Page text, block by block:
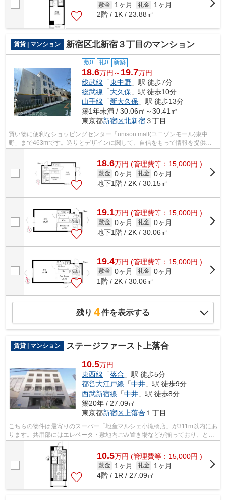
敷金 1ヶ月 礼金
1ヶ月
2階 / 1K / 23.88㎡
賃貸 | マンション 新宿区北新宿３丁目のマンション
敷0 礼0 新築
18.6万円～ 19.7万円
総武線 「東中野 」駅 徒歩7分
総武線 「大久保 」駅 徒歩10分
山手線 「新大久保 」駅 徒歩13分
築1年未満 / 30.06㎡～30.41㎡
東京都新宿区北新宿３丁目
買い物に便利なショッピングセンター「unison mall(ユニゾンモール)東中
野」まで463mです。造りとデザインに関して、自信をもって情報を提供で
18.6万円 (管理費等：15,000円 )
敷金 0ヶ月 礼金 0ヶ月
地下1階 / 2K / 30.15㎡
19.1万円 (管理費等：15,000円 )
敷金 0ヶ月 礼金 0ヶ月
地下1階 / 2K / 30.06㎡
19.4万円 (管理費等：15,000円 )
敷金 0ヶ月 礼金 0ヶ月
1階 / 2K / 30.06㎡
残り 4件を表示する
賃貸 | マンション ステージファースト上落合
10.5万円
東西線 「落合 」駅 徒歩5分
都営大江戸線 「中井 」駅 徒歩9分
西武新宿線 「中井 」駅 徒歩8分
築20年 / 27.09㎡
東京都新宿区 上落合 １丁目
こちらの物件は最寄りのスーパー「地産マルシェ小滝橋店」が311m以内にあ
ります。共用部にはエレベータ・敷地内ごみ置き場などが揃っており、とて
も充実しています。駅まで5分と、駅近...
10.5万円 (管理費等：15,000円 )
敷金 1ヶ月 礼金
1ヶ月
4階 / 1R / 27.09㎡